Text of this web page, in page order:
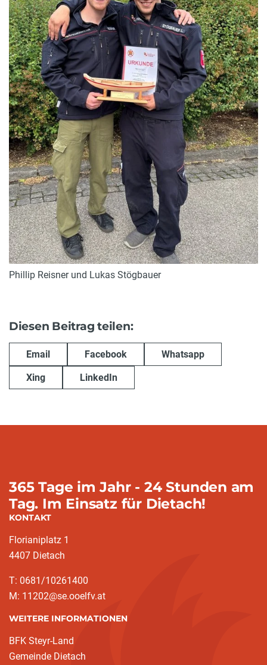
Phillip Reisner und Lukas Stögbauer
Diesen Beitrag teilen:
Email Facebook Whatsapp
Xing LinkedIn
365 Tage im Jahr - 24 Stunden am
Tag. Im Einsatz für Dietach!
KONTAKT
Florianiplatz 1
4407 Dietach
T: 0681/10261400
M: 11202@se.ooelfv.at
WEITERE INFORMATIONEN
BFK Steyr-Land
Gemeinde Dietach